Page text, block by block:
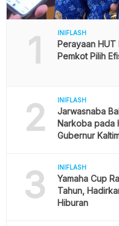
1 INIFLASH
Perayaan HUT
Pemkot Pilih
2 INIFLASH
Jarwasnaba
Narkoba pada
Gubernur
3 INIFLASH
Yamaha Cup
Tahun,
Hiburan